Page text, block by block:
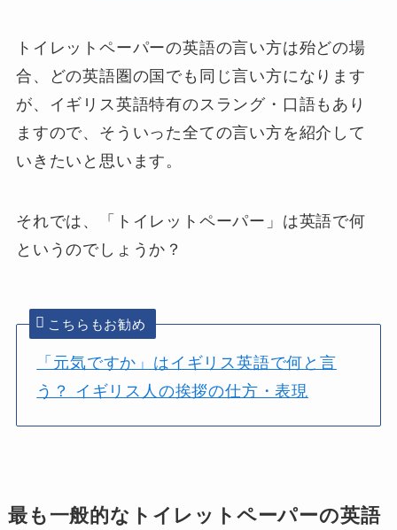
トイレットペーパーの英語の言い方は殆どの場
合、どの英語圏の国でも同じ言い方になります
が、
イギリス英語特有のスラング・口語もあり
ますので、そういった全ての言い方を紹介して
いきたいと思います。
それでは、「トイレットペーパー」は英語で何
というのでしょうか？
こちらもお勧め
「元気ですか」はイギリス英語で何と言
う？ イギリス人の挨拶の仕方・表現
最も一般的なトイレットペーパーの英語